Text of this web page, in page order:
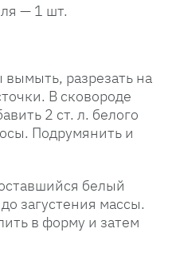
— 1 шт.
разрезать на
В сковороде
2 ст. л. белого
Подрумянить и
белый
загустения массы.
в форму и затем